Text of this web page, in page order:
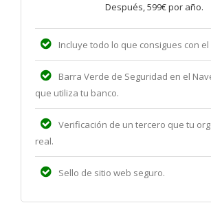
Después, 599€ por año.
Incluye todo lo que consigues con el
Barra Verde de Seguridad en el
que utiliza tu banco.
Verificación de un tercero que tu
real.
Sello de sitio web seguro.